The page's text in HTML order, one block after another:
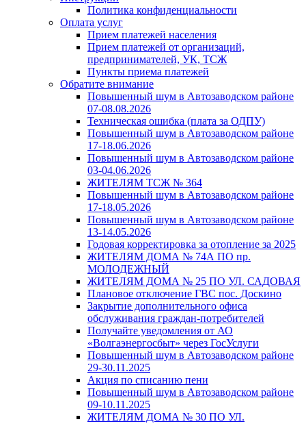
Политика конфиденциальности
Оплата услуг
Прием платежей населения
Прием платежей от организаций,
предпринимателей, УК, ТСЖ
Пункты приема платежей
Обратите внимание
Повышенный шум в Автозаводском районе
07-08.08.2026
Техническая ошибка (плата за ОДПУ)
Повышенный шум в Автозаводском районе
17-18.06.2026
Повышенный шум в Автозаводском районе
03-04.06.2026
ЖИТЕЛЯМ ТСЖ № 364
Повышенный шум в Автозаводском районе
17-18.05.2026
Повышенный шум в Автозаводском районе
13-14.05.2026
Годовая корректировка за отопление за 2025
ЖИТЕЛЯМ ДОМА № 74А ПО пр.
МОЛОДЕЖНЫЙ
ЖИТЕЛЯМ ДОМА № 25 ПО УЛ. САДОВАЯ
Плановое отключение ГВС пос. Доскино
Закрытие дополнительного офиса
обслуживания граждан-потребителей
Получайте уведомления от АО
«Волгаэнергосбыт» через ГосУслуги
Повышенный шум в Автозаводском районе
29-30.11.2025
Акция по списанию пени
Повышенный шум в Автозаводском районе
09-10.11.2025
ЖИТЕЛЯМ ДОМА № 30 ПО УЛ.